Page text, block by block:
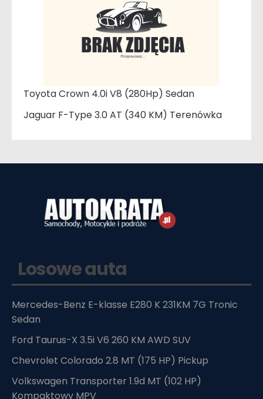
Toyota Crown 4.0i V8 (280Hp) Sedan
Jaguar F-Type 3.0 AT (340 KM) Terenówka
Losowe auta
Mercedes-Benz E-klasse E280 K 231KM 7G Tronic
Sedan
Ford Taurus-X 3.5i V6 260 KM AWD SUV
Chevrolet Colorado 2.8 MT (175 HP) Pickup
Volkswagen Transporter 1.9d MT (102 HP)
Kompaktowy MPV